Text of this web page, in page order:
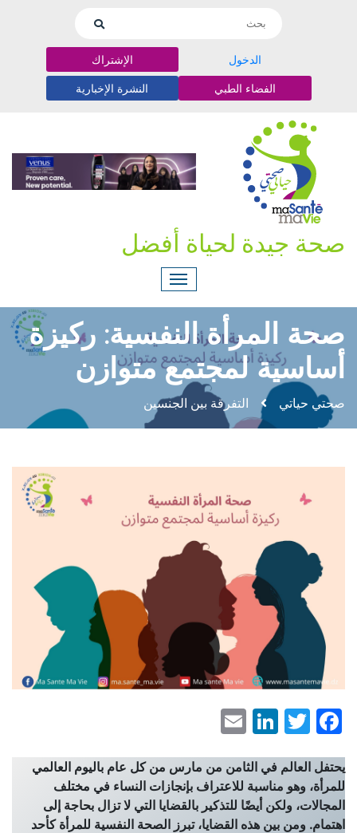
الدخول الإشتراك
الفضاء الطبي النشرة الإخبارية
صحة جيدة لحياة أفضل
صحة المرأة النفسية: ركيزة
أساسية لمجتمع متوازن
صحتي حياتي التفرقة بين الجنسين
Facebook
Twitter
LinkedIn
يحتفل العالم في الثامن من مارس من كل عام باليوم العالمي
للمرأة، وهو مناسبة للاعتراف بإنجازات النساء في مختلف
المجالات، ولكن أيضًا للتذكير بالقضايا التي لا تزال بحاجة إلى
اهتمام. ومن بين هذه القضايا، تبرز الصحة النفسية للمرأة كأحد